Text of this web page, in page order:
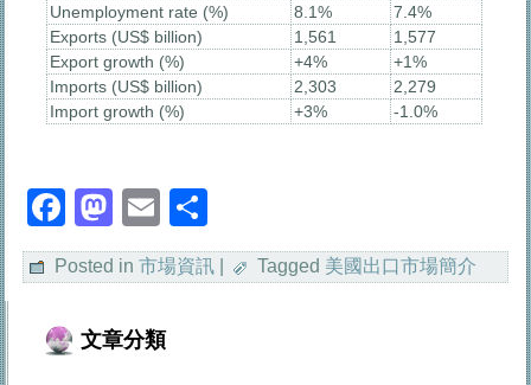
Unemployment rate (%)
8.1%
7.4%
Exports (US$ billion)
1,561
1,577
Export growth (%)
+4%
+1%
Imports (US$ billion)
2,303
2,279
Import growth (%)
+3% -1.0%
Facebook
Mastodon
Email
享
Posted in 市場資訊 Tagged 美國出口市場簡介
文章分類